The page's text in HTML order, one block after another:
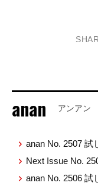
anan アンアン
anan No. 2507 試
Next Issue No.
anan No. 2506 試